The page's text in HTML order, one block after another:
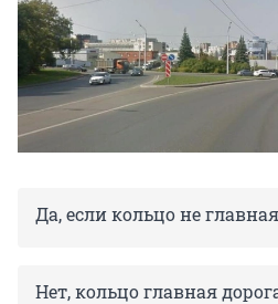
Да, если кольцо не
Нет, кольцо главная